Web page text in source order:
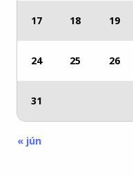
17 18 19
24 25 26
31
« jún